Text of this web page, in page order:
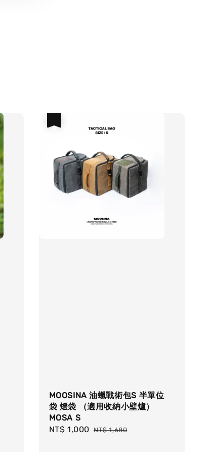
MOOSINA 油蠟戰術包S 半單位
袋 燈袋 （適用收納小壁爐）
MOSA S
Sale
NT$ 1,000 Regular
NT$ 1,680